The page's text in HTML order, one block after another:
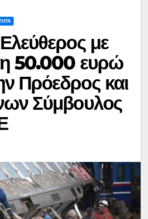
με
50.000 ευρώ
Πρόεδρος και
Σύμβουλος